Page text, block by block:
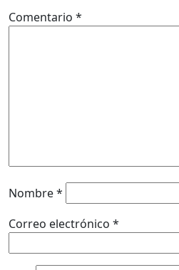
Comentario *
Nombre*
Correo electrónico *